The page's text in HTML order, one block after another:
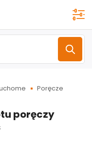
Poręcze
poręczy